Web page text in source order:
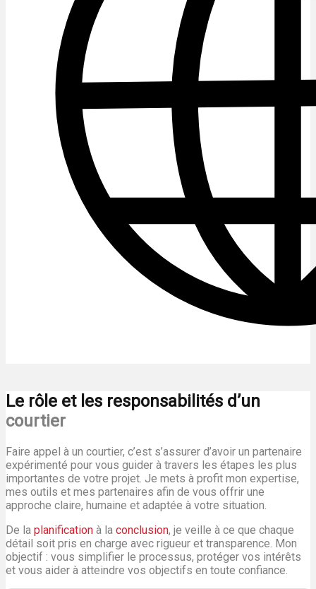
Le rôle et les responsabilités d’un
courtier
Faire appel à un courtier, c’est s’assurer d’avoir un partenaire
expérimenté pour vous guider à travers les étapes les plus
importantes de votre projet. Je mets à profit mon expertise,
mes outils et mes partenaires afin de vous offrir une
approche claire, humaine et adaptée à votre situation.
De la planification à la conclusion, je veille à ce que chaque
détail soit pris en charge avec rigueur et transparence. Mon
objectif : vous simplifier le processus, protéger vos intérêts
et vous aider à atteindre vos objectifs en toute confiance.